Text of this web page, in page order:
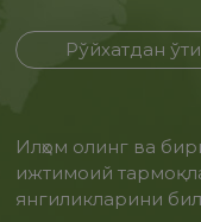
Рўйхатдан
Илҳом олинг ва
ижтимоий
янгиликларини